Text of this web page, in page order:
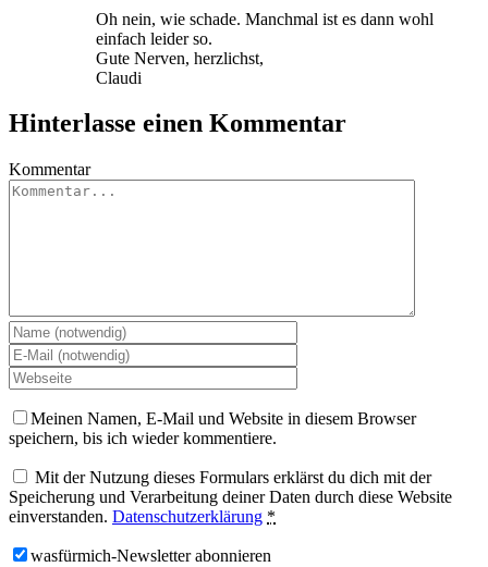
Oh nein, wie schade. Manchmal ist es dann wohl
einfach leider so.
Gute Nerven, herzlichst,
Claudi
Hinterlasse einen Kommentar
Kommentar
Meinen Namen, E-Mail und Website in diesem Browser
speichern, bis ich wieder kommentiere.
Mit der Nutzung dieses Formulars erklärst du dich mit der
Speicherung und Verarbeitung deiner Daten durch diese Website
einverstanden. Datenschutzerklärung *
wasfürmich-Newsletter abonnieren